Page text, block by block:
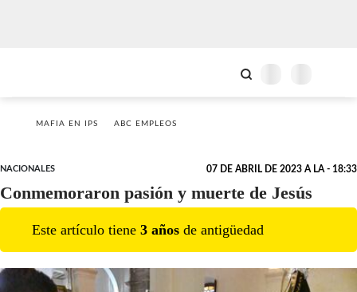
MAFIA EN IPS ABC EMPLEOS
NACIONALES 07 DE ABRIL DE 2023 A LA - 18:33
Conmemoraron pasión y muerte de Jesús
Este artículo tiene 3 años de antigüedad